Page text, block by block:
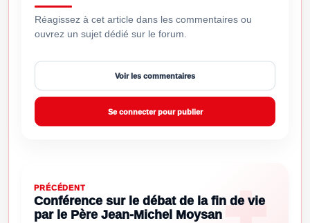
Réagissez à cet article dans les commentaires ou
ouvrez un sujet dédié sur le forum.
Voir les commentaires
Se connecter pour publier
PRÉCÉDENT
Conférence sur le débat de la fin de vie
par le Père Jean-Michel Moysan